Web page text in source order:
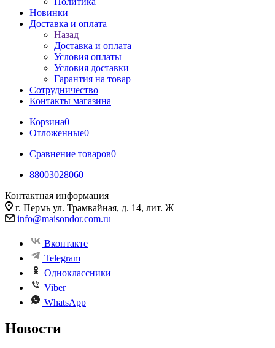
Новинки
Доставка и оплата
Назад
Доставка и оплата
Условия оплаты
Условия доставки
Гарантия на товар
Сотрудничество
Контакты магазина
Корзина0
Отложенные0
Сравнение товаров0
88003028060
Контактная информация
г. Пермь ул. Трамвайная, д. 14, лит. Ж
info@maisondor.com.ru
Вконтакте
Telegram
Одноклассники
Viber
WhatsApp
Новости